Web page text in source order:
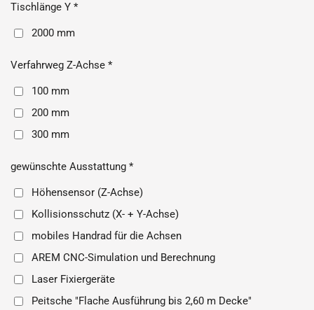
Tischlänge Y *
2000 mm
Verfahrweg Z-Achse *
100 mm
200 mm
300 mm
gewünschte Ausstattung *
Höhensensor (Z-Achse)
Kollisionsschutz (X- + Y-Achse)
mobiles Handrad für die Achsen
AREM CNC-Simulation und Berechnung
Laser Fixiergeräte
Peitsche "Flache Ausführung bis 2,60 m Decke"